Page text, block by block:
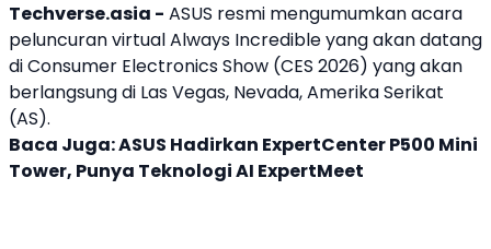
Techverse.asia - ASUS resmi mengumumkan acara
peluncuran virtual Always Incredible yang akan datang
di Consumer Electronics Show (CES 2026) yang akan
berlangsung di Las Vegas, Nevada, Amerika Serikat
(AS).
Baca Juga:ASUS Hadirkan ExpertCenter P500 Mini
Tower, Punya Teknologi AI ExpertMeet